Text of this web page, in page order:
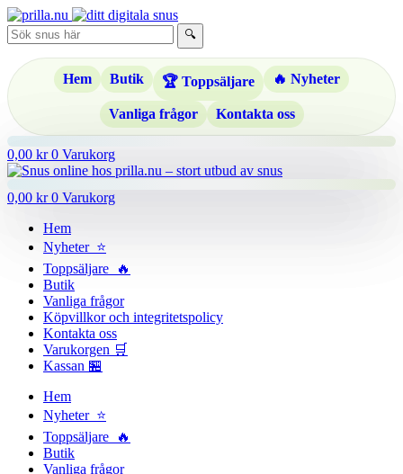
Hoppa
till
innehåll
🔍
Hem Butik 🏆 Toppsäljare 🔥 Nyheter
Vanliga frågor Kontakta oss
0,00 kr 0 Varukorg
0,00 kr 0 Varukorg
Hem
Nyheter ⭐
Toppsäljare 🔥
Butik
Vanliga frågor
Köpvillkor och integritetspolicy
Kontakta oss
Varukorgen 🛒
Kassan 🏪
Hem
Nyheter ⭐
Toppsäljare 🔥
Butik
Vanliga frågor